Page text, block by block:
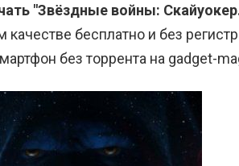
"Звёздные войны:
бесплатно и без
без торрента на gadget-